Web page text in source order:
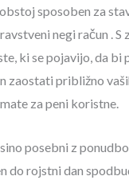
sposoben za
negi račun .
ki se pojavijo, da
približno
za peni koristne.
posebni z
do rojstni dan